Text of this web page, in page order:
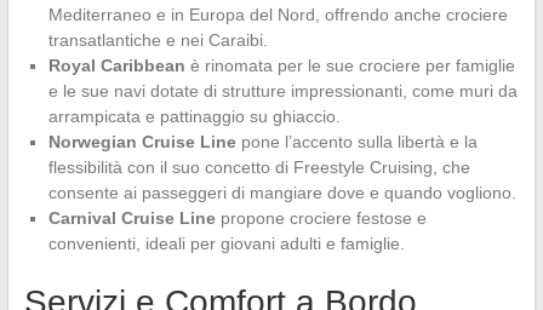
Mediterraneo e in Europa del Nord, offrendo anche crociere
transatlantiche e nei Caraibi.
Royal Caribbean è rinomata per le sue crociere per famiglie
e le sue navi dotate di strutture impressionanti, come muri da
arrampicata e pattinaggio su ghiaccio.
Norwegian Cruise Linepone l’accento sulla libertà e la
flessibilità con il suo concetto di Freestyle Cruising, che
consente ai passeggeri di mangiare dove e quando vogliono.
Carnival Cruise Linepropone crociere festose e
convenienti, ideali per giovani adulti e famiglie.
Servizi e Comfort a Bordo